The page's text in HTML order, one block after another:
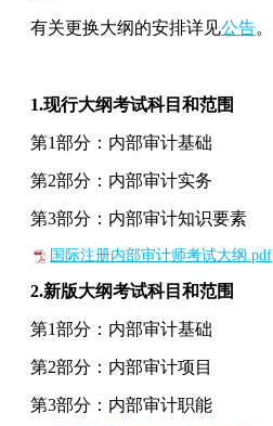
有关更换大纲的安排详见公告。
1.现行大纲考试科目和范围
第1部分：内部审计基础
第2部分：内部审计实务
第3部分：内部审计知识要素
国际注册内部审计师考试大纲.pdf
2.新版大纲考试科目和范围
第1部分：内部审计基础
第2部分：内部审计项目
第3部分：内部审计职能